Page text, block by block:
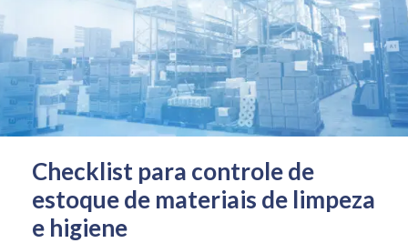
Checklist para controle de
estoque de materiais de limpeza
e higiene